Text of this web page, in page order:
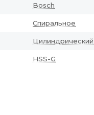
Bosch
Спиральное
Цилиндрический
HSS-G